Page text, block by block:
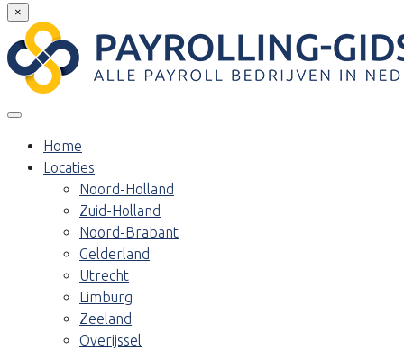
×
Home
Locaties
Noord-Holland
Zuid-Holland
Noord-Brabant
Gelderland
Utrecht
Limburg
Zeeland
Overijssel